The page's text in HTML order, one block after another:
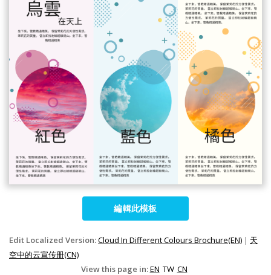
編輯此模板
Edit Localized Version:Cloud In Different Colours Brochure(EN) | 天
空中的云宣传册(CN)
View this page in:EN TW CN